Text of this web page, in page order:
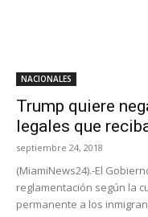
NACIONALES
Trump quiere
legales que
septiembre 24, 2018
(MiamiNews24).-El
reglamentación según la
permanente a los